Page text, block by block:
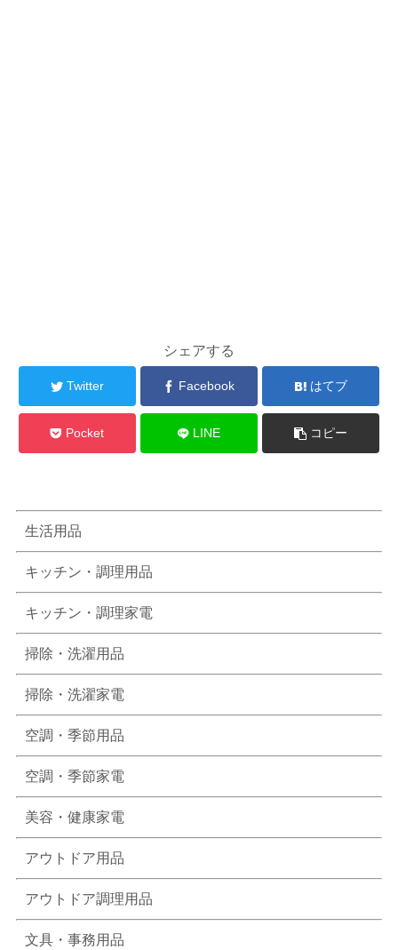
シェアする
Twitter Facebook はてブ
Pocket LINE コピー
生活用品
キッチン・調理用品
キッチン・調理家電
掃除・洗濯用品
掃除・洗濯家電
空調・季節用品
空調・季節家電
美容・健康家電
アウトドア用品
アウトドア調理用品
文具・事務用品